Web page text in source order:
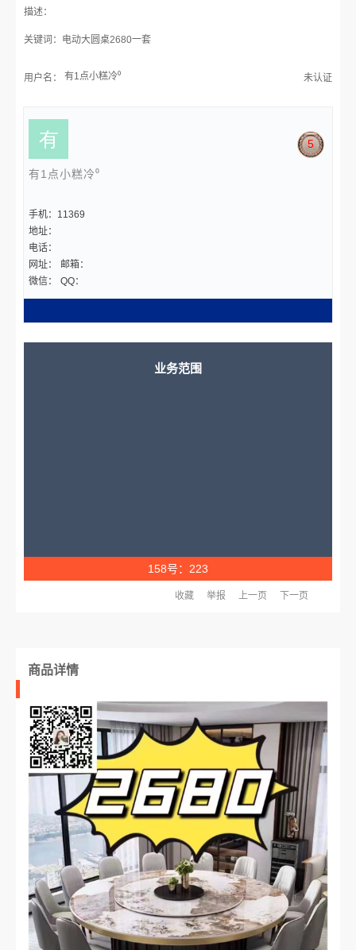
描述：
关键词：电动大圆桌2680一套
用户名： 有1点小糕冷⁰ 未认证
有1点小糕冷⁰
5
手机：11369
地址：
电话：
网址：
邮箱：
微信：
QQ：
业务范围
158号：223
收藏 举报 上一页 下一页
商品详情